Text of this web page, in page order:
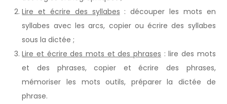
Lire et écrire des syllabes : découper les mots en
syllabes avec les arcs, copier ou écrire des syllabes
sous la dictée ;
Lire et écrire des mots et des phrases : lire des mots
et des phrases, copier et écrire des phrases,
mémoriser les mots outils, préparer la dictée de
phrase.